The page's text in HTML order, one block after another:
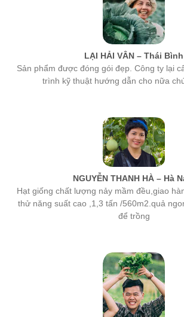
LẠI HẢI VÂN – Thái Bình
Sản phẩm được đóng gói đẹp. Công ty lại
trình kỹ thuật hướng dẫn cho nữa
NGUYỄN THANH HÀ – Hà
Hạt giống chất lượng nảy mầm đều,giao
thử năng suất cao ,1,3 tấn /560m2.quả
để trồng